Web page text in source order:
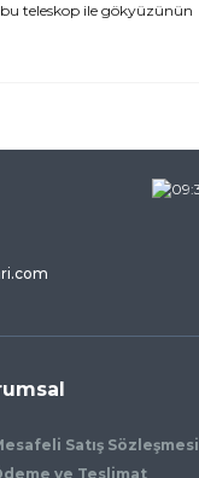
teleskop ile gökyüzünün
Satış Sözleşmesi
ve Teslimat